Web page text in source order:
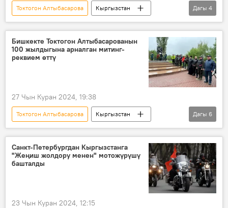
Токтогон Алтыбасарова
Кыргызстан
Ленинград блокадасында
бала
Дагы 4
Бишкекте Токтогон Алтыбасарованын
100 жылдыгына арналган митинг-
реквием өттү
27 Чын Куран 2024, 19:38
Токтогон Алтыбасарова
Кыргызстан
Россия
Улуу Ата Мекендик согуш
Ленинград
блокада
асыроо
Дагы 6
Санкт-Петербургдан Кыргызстанга
"Жеңиш жолдору менен" мотожүрүшү
башталды
23 Чын Куран 2024, 12:15